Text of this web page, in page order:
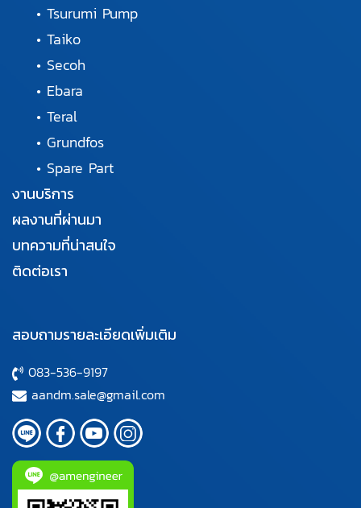
• Tsurumi Pump
• Taiko
• Secoh
• Ebara
• Teral
• Grundfos
• Spare Part
งานบริการ
ผลงานที่ผ่านมา
บทความที่น่าสนใจ
ติดต่อเรา
สอบถามรายละเอียดเพิ่มเติม
083-536-9197
aandm.sale@gmail.com